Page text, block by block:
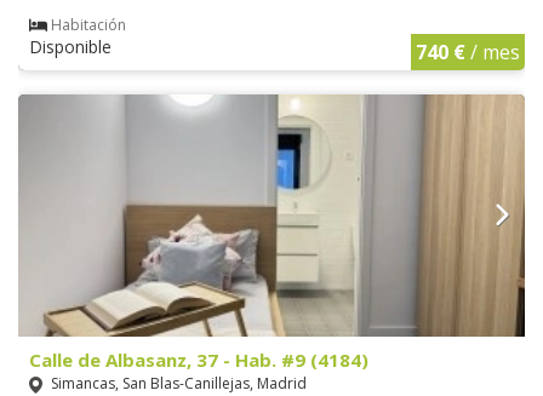
Habitación
Disponible 740 €/ mes
Calle de Albasanz, 37 - Hab. #9 (4184)
Simancas, San Blas-Canillejas, Madrid